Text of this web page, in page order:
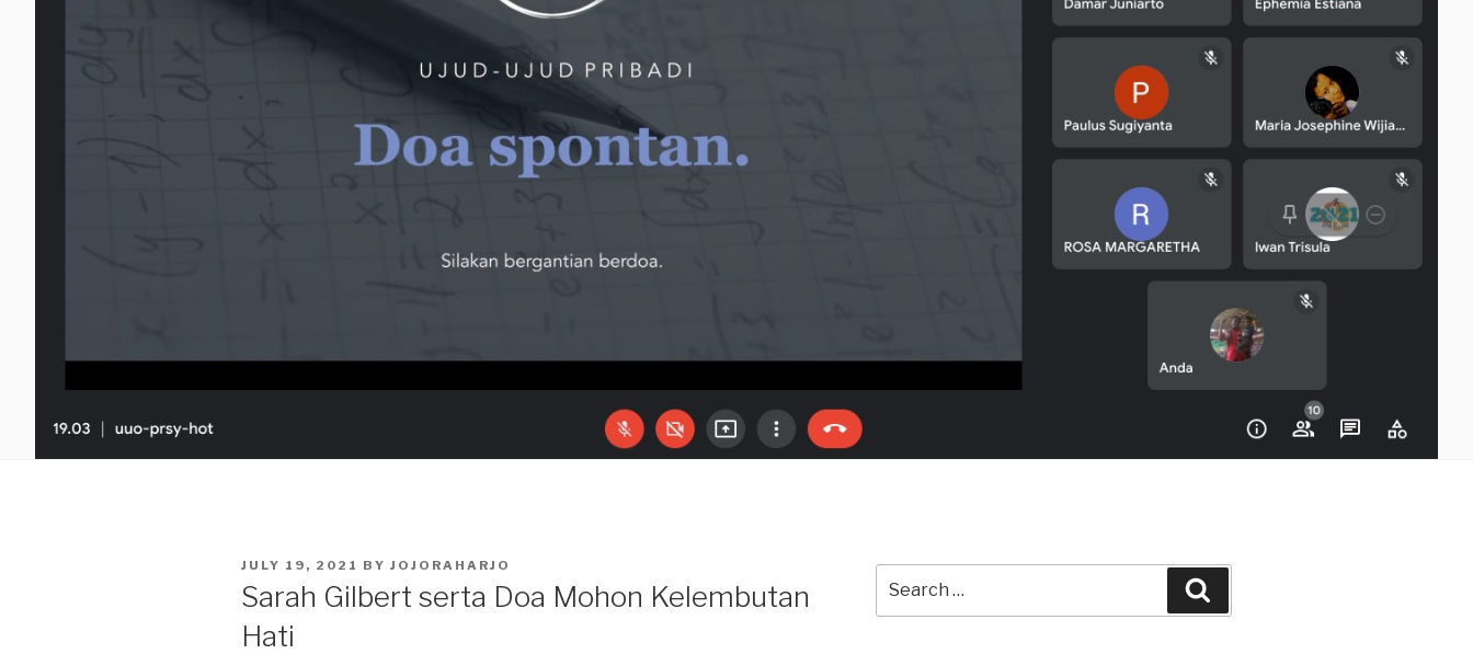
POSTED
JULY 19, 2021 BY JOJORAHARJO
Sarah Gilbert serta Doa Mohon Kelembutan
Hati
for: